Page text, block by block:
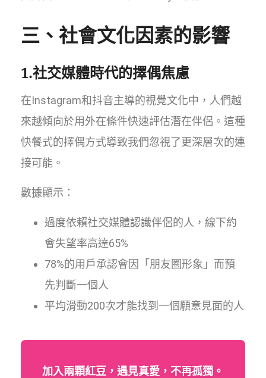
三、社會文化因素的影響
1.社交媒體時代的擇偶焦慮
在Instagram和抖音主導的視覺文化中，人們越
來越傾向於用外在條件快速評估潛在伴侶。這種
快餐式的擇偶方式導致我們忽視了更深層次的連
接可能。
數據顯示：
過度依賴社交媒體認識伴侶的人，線下約
會失望率高達65%
78%的用戶承認會因「朋友圈形象」而預
先判斷一個人
平均滑動200次才能找到一個願意見面的人
加入兩顆紅豆，遇見真愛，不再孤獨。